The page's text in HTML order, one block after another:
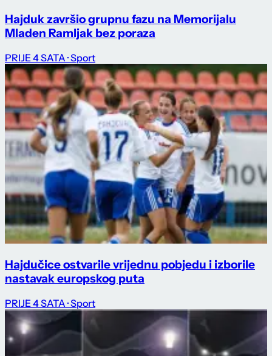
Hajduk završio grupnu fazu na Memorijalu
Mladen Ramljak bez poraza
PRIJE 4 SATA · Sport
Hajdučice ostvarile vrijednu pobjedu i izborile
nastavak europskog puta
PRIJE 4 SATA · Sport